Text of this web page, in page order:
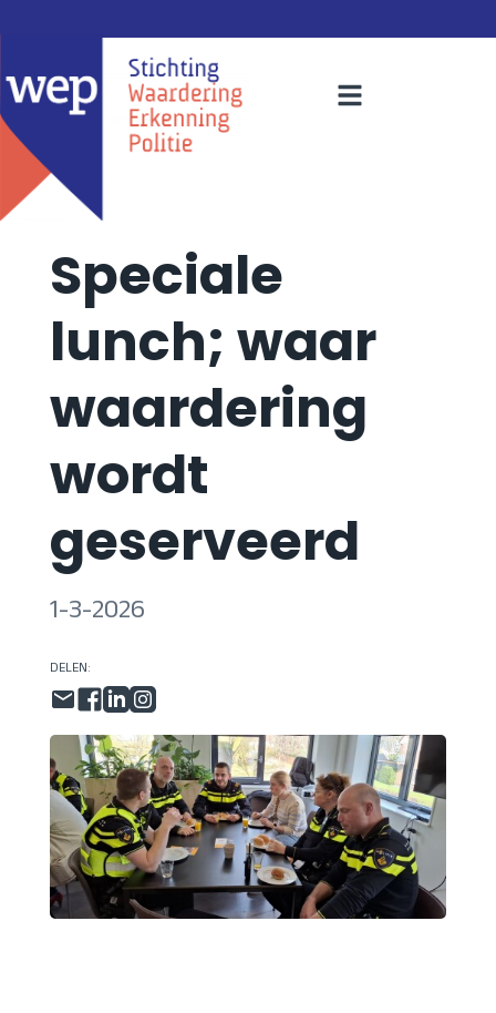
Speciale
lunch; waar
waardering
wordt
geserveerd
1-3-2026
DELEN: